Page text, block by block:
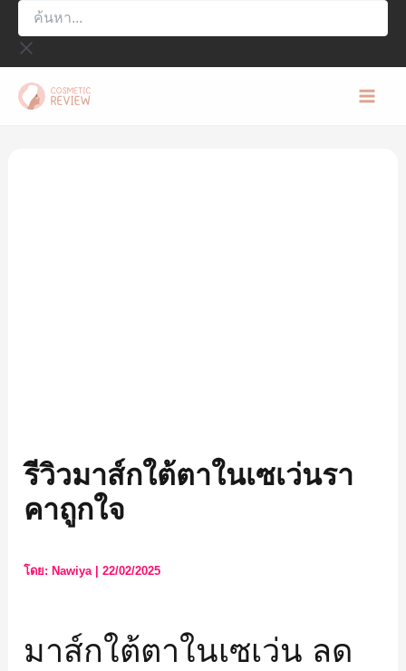
ค้นหา...
รีวิวมาส์กใต้ตาในเซเว่นรา
คาถูกใจ
โดย: Nawiya |22/02/2025
มาส์กใต้ตาในเซเว่น ลด